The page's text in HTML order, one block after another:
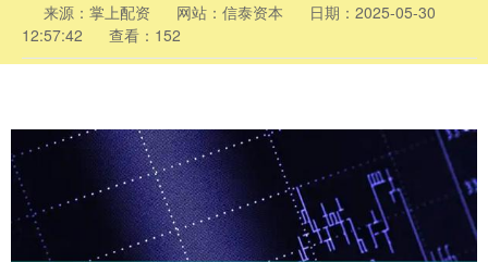
来源：掌上配资 网站：信泰资本
日期：2025-05-30
12:57:42
查看：152